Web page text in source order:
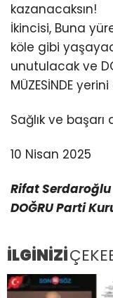
kazanacaksın!
İkincisi, Buna
köle gibi
unutulacak ve
MÜZESİNDE
Sağlık ve
10 Nisan 2025
Rifat Serdaroğlu
DOĞRU Parti
İLGİNİZİ